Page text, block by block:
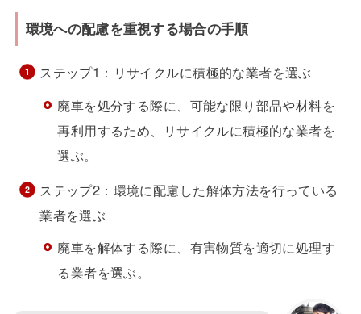
環境への配慮を重視する場合の手順
ステップ1：リサイクルに積極的な業者を選ぶ
廃車を処分する際に、可能な限り部品や材料を
再利用するため、リサイクルに積極的な業者を
選ぶ。
ステップ2：環境に配慮した解体方法を行っている
業者を選ぶ
廃車を解体する際に、有害物質を適切に処理す
る業者を選ぶ。